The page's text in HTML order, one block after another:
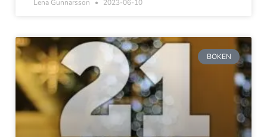
Lena Gunnarsson 2023-06-10
BOKEN